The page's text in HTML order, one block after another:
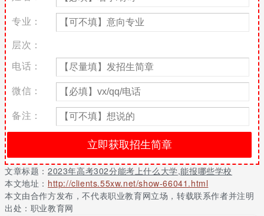
学院公立专科批300262698综合铜仁职业技术学院公立专科批
300262698综合贵州轻工职业技术学院公立专科批301262426理
工廊坊卫生职业学院公立专科批301262426医药宁夏警官职业学院
公立专科批301262426政法遵义职业技术学院公立专科批
301262426综合北京经济技术职业学院民办专科批302262133财
经福建电力职业技术学院公立专科批302262133理工贵阳幼儿师范
高等专科学校公立专科批302262133师范开封文化艺术职业学院公
立专科批302262133综合南京机电职业技术学院公立专科批
302262133理工天津轻工职业技术学院公立专科批302262133综
合注：本表格推荐的院校名单只是一部分内容，仅作志愿参考。想
要了解全部名单，建议下载蝶变志愿查看详细信息。高考前进行模
拟填报有必要吗高考模拟志愿的填报时间一般都是在高考过后的一
周左右的时间进行，根据省份的不同，模拟志愿的填报时间也不一
致。高考模拟志愿填报可以不填，但是建议填，这样对正式填志愿
时有帮助，现在主要是了解一下填志愿的流程。模拟志愿可以不
填，但是最好还是提前填一下模拟志愿，适应一下填报志愿的过
程，否则正式填报的时候可能会出现问题。不过模拟填报的志愿在
专业：
层次：
电话：
微信：
备注：
文章标题： 2023年高考302分能考上什么大学,能报哪些学校
本文地址： http://clients.55xw.net/show-66041.html
本文由合作方发布，不代表职业教育网立场，转载联系作者并注明
出处：职业教育网